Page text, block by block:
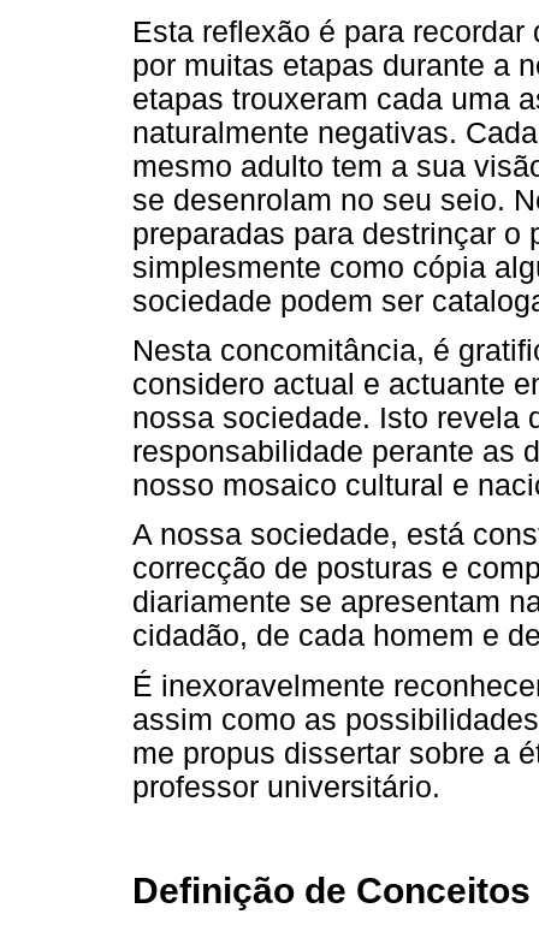
Esta reflexão é para
por muitas etapas durante a
etapas trouxeram cada uma
naturalmente negativas.
mesmo adulto tem a sua
se desenrolam no seu seio.
preparadas para destrinçar o
simplesmente como cópia
sociedade podem ser
Nesta concomitância, é
considero actual e actuante
nossa sociedade. Isto revela
responsabilidade perante as
nosso mosaico cultural e
A nossa sociedade, está
correcção de posturas e
diariamente se apresentam
cidadão, de cada homem e
É inexoravelmente
assim como as
me propus dissertar sobre a
professor universitário.
Definição de Conceitos